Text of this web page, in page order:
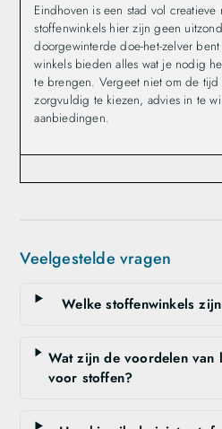
Eindhoven is een stad vol
stoffenwinkels hier zijn geen
doorgewinterde doe-het-zelver
winkels bieden alles wat je nodig
te brengen. Vergeet niet om de
zorgvuldig te kiezen, advies in te
aanbiedingen.
Veelgestelde vragen
Welke stoffenwinkels
Wat zijn de voordelen van
voor stoffen?